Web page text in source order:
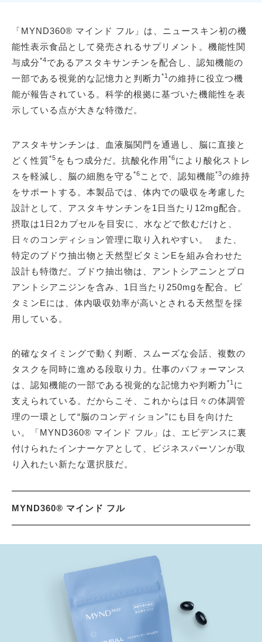
「MYND360® マインド フル」は、ニュースキン初の機
能性表示食品として発売されるサプリメント。機能性関
与成分*4であるアスタキサンチンを配合し、認知機能の
一部である視覚的な記憶力と判断力 *1 の維持に役立つ機
能が報告されている。科学的根拠に基づいた機能性を表
示している点が大きな特徴だ。
アスタキサンチンは、血液脳関門を通過し、脳に直接と
どく性質*5 をもつ成分だ。抗酸化作用*6により酸化ストレ
スを軽減し、脳の細胞を守る *6 ことで、認知機能*3の維持
をサポートする。本製品では、体内での吸収を考慮した
設計として、アスタキサンチンを1日当たり12mg配合。
摂取は1日2カプセルを目安に、水などで飲むだけと、
日々のコンディション管理に取り入れやすい。 また、
特定のブドウ抽出物と天然型ビタミンEを組み合わせた
設計も特徴だ。ブドウ抽出物は、アントシアニンとプロ
アントシアニジンを含み、1日当たり250mgを配合。ビ
タミンEには、体内吸収効率が高いとされる天然型を採
用している。
的確なタイミングで動く判断、スムーズな会話、複数の
タスクを同時に進める段取り力。仕事のパフォーマンス
は、認知機能の一部である視覚的な記憶力や判断力 *1 に
支えられている。だからこそ、これからは日々の体調管
理の一環として“脳のコンディション”にも目を向けた
い。「MYND360® マインド フル」は、エビデンスに裏
付けられたインナーケアとして、ビジネスパーソンが取
り入れたい新たな選択肢だ。
MYND360® マインド フル